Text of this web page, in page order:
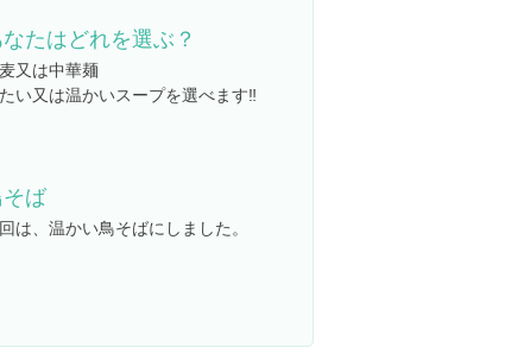
たはどれを選ぶ？
又は中華麺
い又は温かいスープを選べます‼
ば